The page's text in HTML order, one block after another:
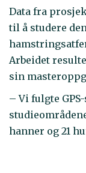
Data fra
til å studere
Arbeidet
sin
– Vi fulgte
hanner og 21